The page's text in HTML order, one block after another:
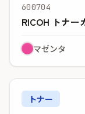
600704
RICOH トナー
マゼンタ
トナー